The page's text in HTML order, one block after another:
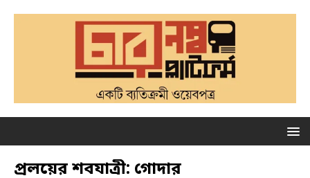
প্রলয়ের শবযাত্রী: গোদার